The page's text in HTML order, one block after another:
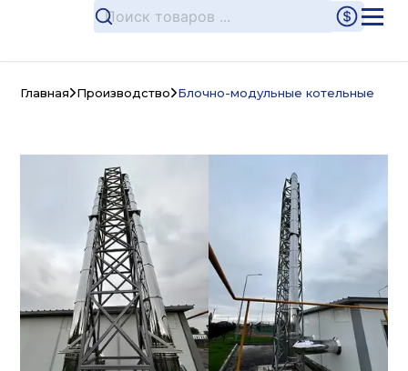
Главная Производство Блочно-модульные котельные